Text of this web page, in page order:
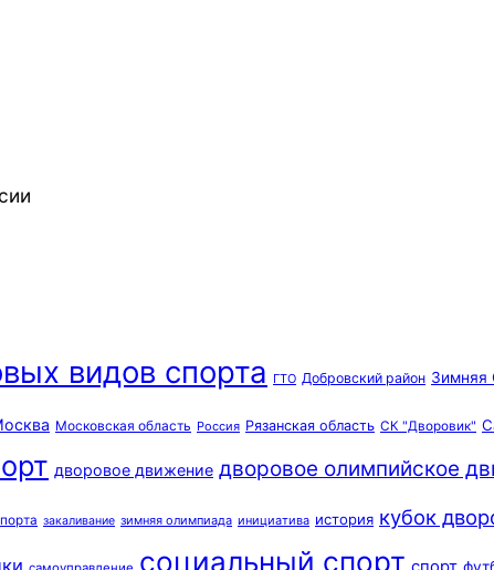
видов спорта ГТО Добровский район Зимняя
Московская область Россия Рязанская область СК "Дворовик"
дворовое движение дворовое олимпийское
закаливание зимняя олимпиада инициатива история кубок
социальный спорт